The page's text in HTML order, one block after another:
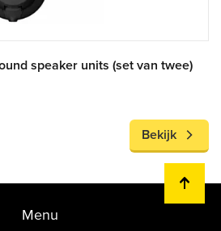
speaker units (set van twee)
Bekijk
Menu